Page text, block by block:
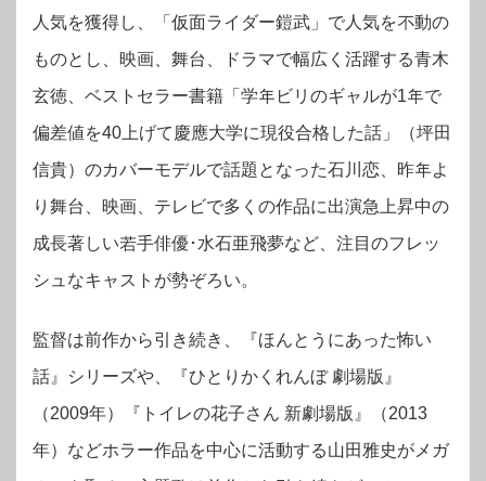
人気を獲得し、「仮面ライダー鎧武」で人気を不動の
ものとし、映画、舞台、ドラマで幅広く活躍する青木
玄徳、ベストセラー書籍「学年ビリのギャルが1年で
偏差値を40上げて慶應大学に現役合格した話」（坪田
信貴）のカバーモデルで話題となった石川恋、昨年よ
り舞台、映画、テレビで多くの作品に出演急上昇中の
成長著しい若手俳優･水石亜飛夢など、注目のフレッ
シュなキャストが勢ぞろい。
監督は前作から引き続き、『ほんとうにあった怖い
話』シリーズや、『ひとりかくれんぼ 劇場版』
（2009年）『トイレの花子さん 新劇場版』（2013
年）などホラー作品を中心に活動する山田雅史がメガ